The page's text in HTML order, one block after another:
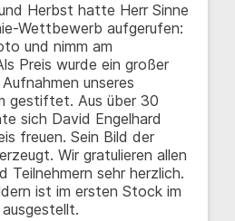
Herbst hatte Herr Sinne
Wettbewerb aufgerufen:
und nimm am
Preis wurde ein großer
unseres
gestiftet. Aus über 30
sich David Engelhard
freuen. Sein Bild der
Wir gratulieren allen
Teilnehmern sehr herzlich.
ist im ersten Stock im